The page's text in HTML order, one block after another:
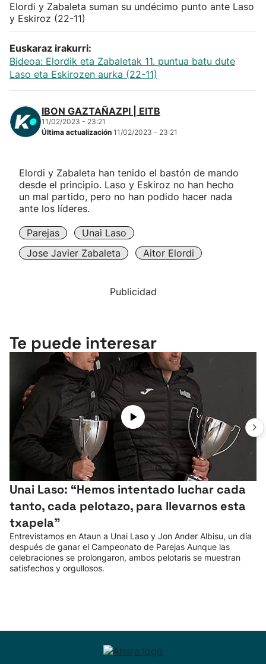
Kirolak 360
Atletismo
Carreras de montaña
Más deportes
Elordi y Zabaleta suman su undécimo punto ante Laso
y Eskiroz (22-11)
Euskaraz irakurri:
Bideoa: Elordik eta Zabaletak 11. puntua batu dute
Laso eta Eskirozen aurka (22-11)
IBON GAZTAÑAZPI | EITB
11/02/2023 - 23:21
Última actualización 11/02/2023 - 23:21
Elordi y Zabaleta han tenido el bastón de mando
desde el principio. Laso y Eskiroz no han hecho
un mal partido, pero no han podido hacer nada
ante los líderes.
Parejas
Unai Laso
Jose Javier Zabaleta
Aitor Elordi
Publicidad
Te puede interesar
Unai Laso: “Hemos intentado luchar cada
tanto, cada pelotazo, para llevarnos esta
txapela”
Entrevistamos en Ataun a Unai Laso y Jon Ander Albisu, un día
después de ganar el Campeonato de Parejas Aunque las
celebraciones se prolongaron, ambos pelotaris se muestran
satisfechos y orgullosos.